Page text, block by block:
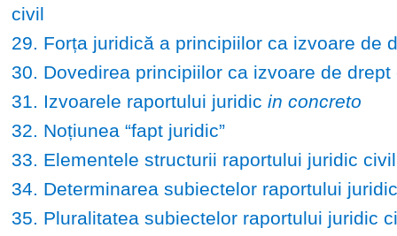
civil
29. Forța juridică a principiilor ca izvoare de
30. Dovedirea principiilor ca izvoare de drept
31. Izvoarele raportului juridic in concreto
32. Noțiunea “fapt juridic”
33. Elementele structurii raportului juridic civil
34. Determinarea subiectelor raportului
35. Pluralitatea subiectelor raportului juridic